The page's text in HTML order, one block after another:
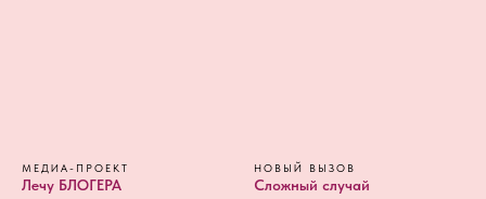
МЕДИА-ПРОЕКТ
Лечу БЛОГЕРА
НОВЫЙ ВЫЗОВ
Сложный случай